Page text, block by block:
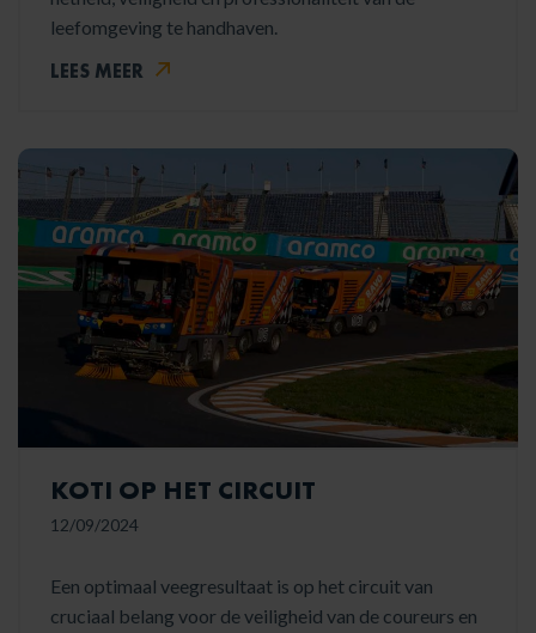
leefomgeving te handhaven.
LEES MEER
KOTI OP HET CIRCUIT
12/09/2024
Een optimaal veegresultaat is op het circuit van
cruciaal belang voor de veiligheid van de coureurs en